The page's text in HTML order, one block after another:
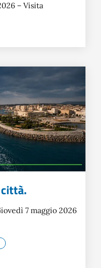
– Visita
7 maggio 2026